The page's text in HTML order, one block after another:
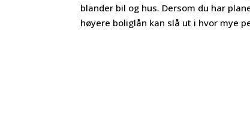
blander bil og hus. Dersom du har
høyere boliglån kan slå ut i hvor mye